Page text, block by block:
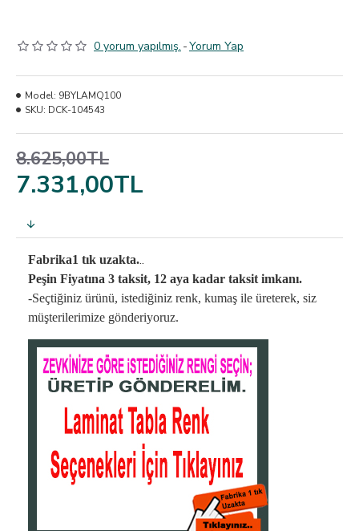
0 yorum yapılmış. -Yorum Yap
7.331,00TL
8.625,00TL
Model: 9BYLAMQ100
SKU: DCK-104543
Fabrika1 tık uzakta...
Peşin Fiyatına 3 taksit, 12 aya kadar taksit imkanı.
-Seçtiğiniz ürünü, istediğiniz renk, kumaş ile üreterek, siz
müşterilerimize gönderiyoruz.